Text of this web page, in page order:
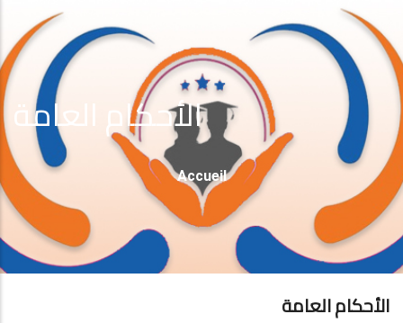
الأحكام العامة
Fil
D'Ariane
Accueil
الأحكام العامة